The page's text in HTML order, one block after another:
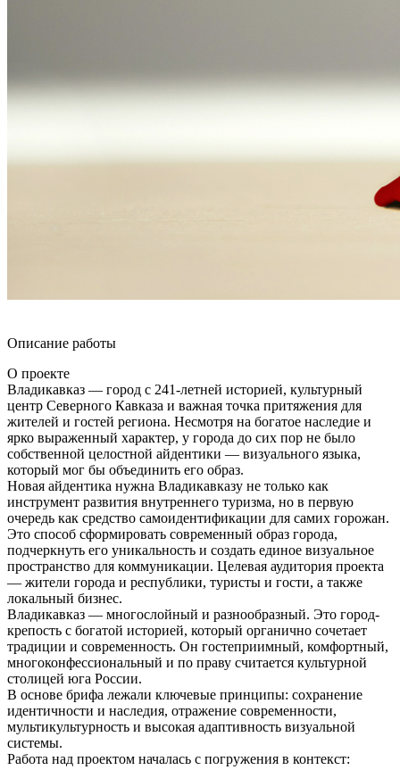
Описание работы
О проекте
Владикавказ — город с 241-летней историей, культурный
центр Северного Кавказа и важная точка притяжения для
жителей и гостей региона. Несмотря на богатое наследие и
ярко выраженный характер, у города до сих пор не было
собственной целостной айдентики — визуального языка,
который мог бы объединить его образ.
Новая айдентика нужна Владикавказу не только как
инструмент развития внутреннего туризма, но в первую
очередь как средство самоидентификации для самих горожан.
Это способ сформировать современный образ города,
подчеркнуть его уникальность и создать единое визуальное
пространство для коммуникации. Целевая аудитория проекта
— жители города и республики, туристы и гости, а также
локальный бизнес.
Владикавказ — многослойный и разнообразный. Это город-
крепость с богатой историей, который органично сочетает
традиции и современность. Он гостеприимный, комфортный,
многоконфессиональный и по праву считается культурной
столицей юга России.
В основе брифа лежали ключевые принципы: сохранение
идентичности и наследия, отражение современности,
мультикультурность и высокая адаптивность визуальной
системы.
Работа над проектом началась с погружения в контекст: